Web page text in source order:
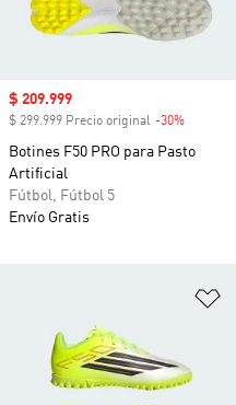
Precio de venta
$ 209.999
$ 299.999 Precio original -30%
Botines F50 PRO para Pasto
Artificial
Fútbol, Fútbol 5
Envío Gratis